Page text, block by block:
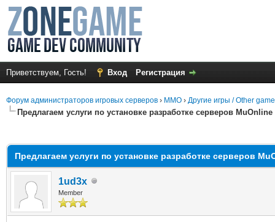
Приветствуем, Гость! Вход Регистрация
Форум администраторов игровых серверов › MMO › Другие игры / Other
Предлагаем услуги по установке разработке серверов
Предлагаем услуги по установке разработке серверов
1ud3x
Member